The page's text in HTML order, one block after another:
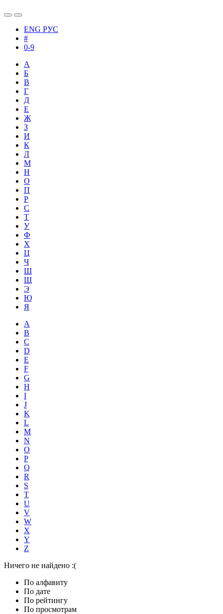
ENG РУС
#
0-9
А
Б
В
Г
Д
Е
Ж
З
И
К
Л
М
Н
О
П
Р
С
Т
У
Ф
Х
Ц
Ч
Ш
Щ
Э
Ю
Я
A
B
C
D
E
F
G
H
I
J
K
L
M
N
O
P
Q
R
S
T
U
V
W
X
Y
Z
Ничего не найдено :(
По алфавиту
По дате
По рейтингу
По просмотрам